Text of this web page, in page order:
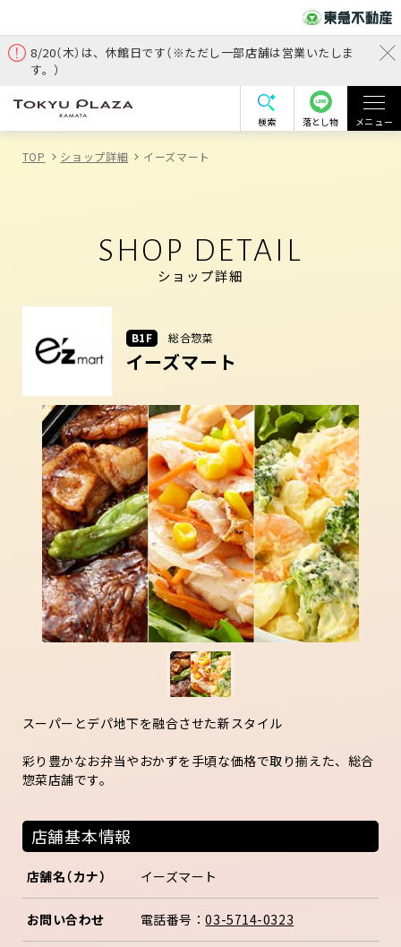
8/20（木）は、休館日です（※ただし一部店舗は営業いたしま
す。）
検索 落とし物 メニュー
TOP ショップ詳細 イーズマート
SHOP DETAIL
ショップ詳細
B1F 総合惣菜
イーズマート
スーパーとデパ地下を融合させた新スタイル
彩り豊かなお弁当やおかずを手頃な価格で取り揃えた、総合
惣菜店舗です。
店舗基本情報
店舗名（カナ） イーズマート
お問い合わせ 電話番号：03-5714-0323